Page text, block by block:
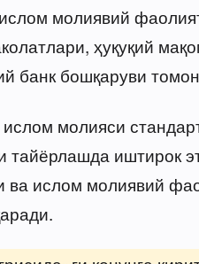
ислом молиявий
ҳуқуқий
банк бошқаруви
молияси
тайёрлашда иштирок
ислом молиявий